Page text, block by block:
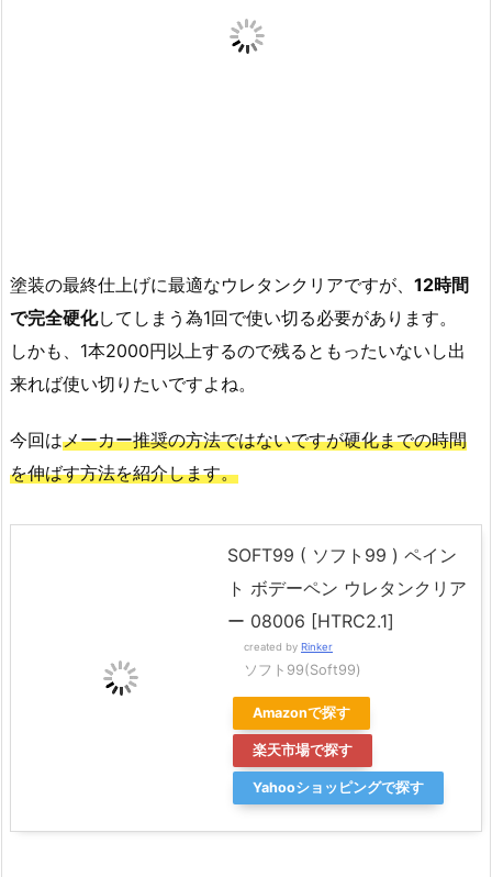
塗装の最終仕上げに最適なウレタンクリアですが、 12時間
で完全硬化してしまう為1回で使い切る必要があります。
しかも、1本2000円以上するので残るともったいないし出
来れば使い切りたいですよね。
今回はメーカー推奨の方法ではないですが硬化までの時間
を伸ばす方法を紹介します。
SOFT99 ( ソフト99 ) ペイン
ト ボデーペン ウレタンクリア
ー 08006 [HTRC2.1]
created by Rinker
ソフト99(Soft99)
Amazonで探す
楽天市場で探す
Yahooショッピングで探す